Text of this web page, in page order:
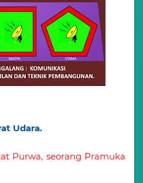
Udara.
Purwa, seorang Pramuka